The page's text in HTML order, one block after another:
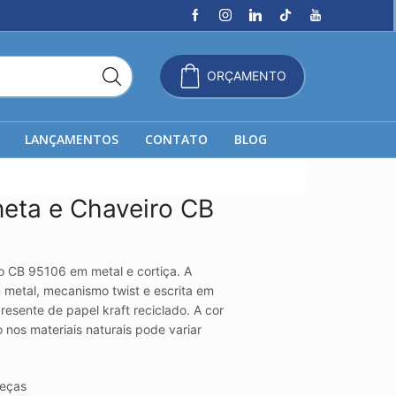
ORÇAMENTO
LANÇAMENTOS CONTATO BLOG
e Chaveiro CB
CB 95106 em metal e cortiça. A
mecanismo twist e escrita em
de papel kraft reciclado. A cor
nos materiais naturais pode variar